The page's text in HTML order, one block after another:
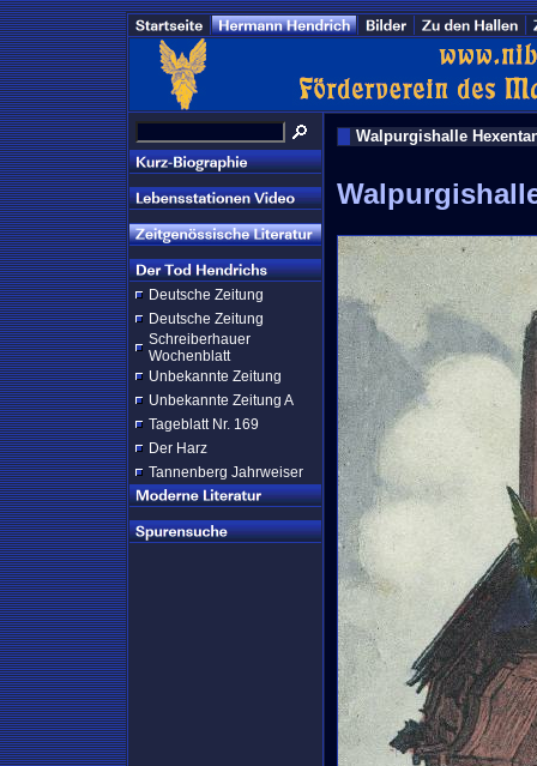
Deutsche Zeitung
Deutsche Zeitung
Schreiberhauer
Wochenblatt
Unbekannte Zeitung
Unbekannte Zeitung A
Tageblatt Nr. 169
Der Harz
Tannenberg Jahrweiser
Walpurgishalle